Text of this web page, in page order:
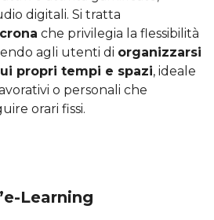
digitali. Si tratta
che privilegia la flessibilità
agli utenti di organizzarsi
propri tempi e spazi, ideale
o personali che
orari fissi.
Learning